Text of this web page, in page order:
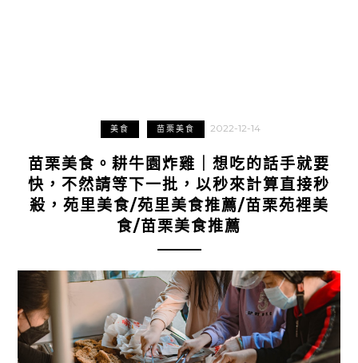
美食 苗栗美食 2022-12-14
苗栗美食。耕牛園炸雞｜想吃的話手就要
快，不然請等下一批，以秒來計算直接秒
殺，苑里美食/苑里美食推薦/苗栗苑裡美
食/苗栗美食推薦